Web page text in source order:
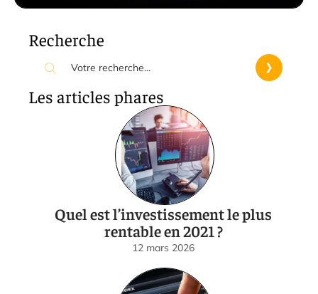
Recherche
Les articles phares
Quel est l’investissement le plus
rentable en 2021 ?
12 mars 2026